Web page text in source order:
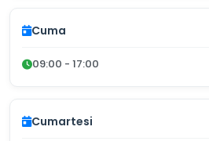
Cuma
09:00 - 17:00
Cumartesi